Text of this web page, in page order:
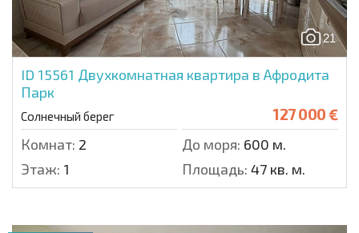
21
ID 15561 Двухкомнатная квартира в Афродита
Парк
Солнечный берег 127 000 €
Комнат: 2 До моря: 600 м.
Этаж: 1 Площадь: 47 кв. м.